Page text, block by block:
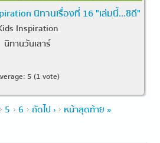
นิทานเรื่องที่ 16 "เล่มนี้...ซิดี"
Inspiration
นิทานวันเสาร์
5 (1 vote)
5 6 ถัดไป › หน้าสุดท้าย »